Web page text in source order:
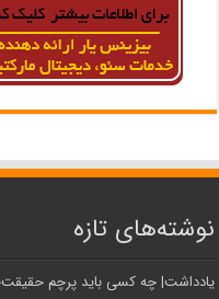
نوشته‌های تازه
یادداشت| ‌چه کسی باید پرچم